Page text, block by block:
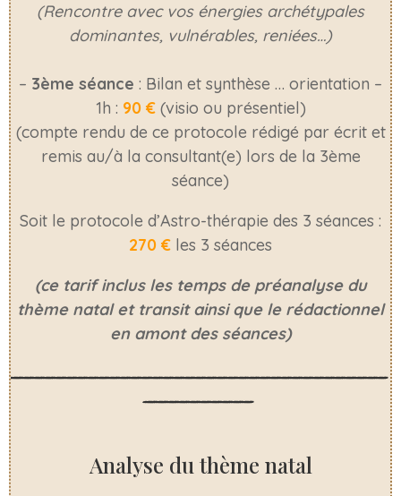
(Rencontre avec vos énergies archétypales
dominantes, vulnérables, reniées…)
– 3ème séance : Bilan et synthèse … orientation –
1h : 90 €(visio ou présentiel)
(compte rendu de ce protocole rédigé par écrit et
remis au/à la consultant(e) lors de la 3ème
séance)
Soit le protocole d’Astro-thérapie des 3 séances :
270 € les 3 séances
(ce tarif inclus les temps de préanalyse du
thème natal et transit ainsi que le rédactionnel
en amont des séances)
___________________________________
__________
Analyse du thème natal